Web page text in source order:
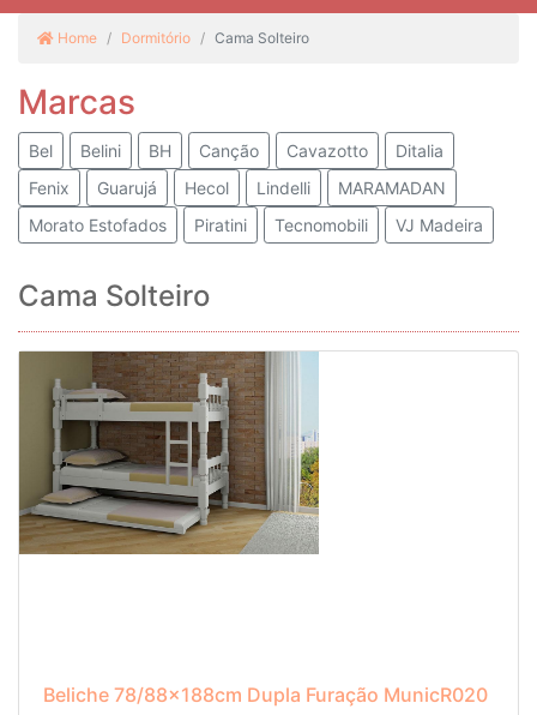
Home Dormitório Cama Solteiro
Marcas
Bel Belini BH Canção Cavazotto
Ditalia
Fenix
Guarujá Hecol Lindelli
MARAMADAN
Morato Estofados
Piratini Tecnomobili VJ Madeira
Cama Solteiro
Beliche 78/88x188cm Dupla Furação MunicR020